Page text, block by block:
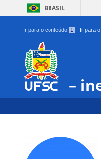
BRASIL
Ir para o conteúdo 1 Ir para
–